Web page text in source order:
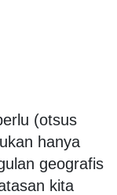
(otsus
hanya
geografis
kita